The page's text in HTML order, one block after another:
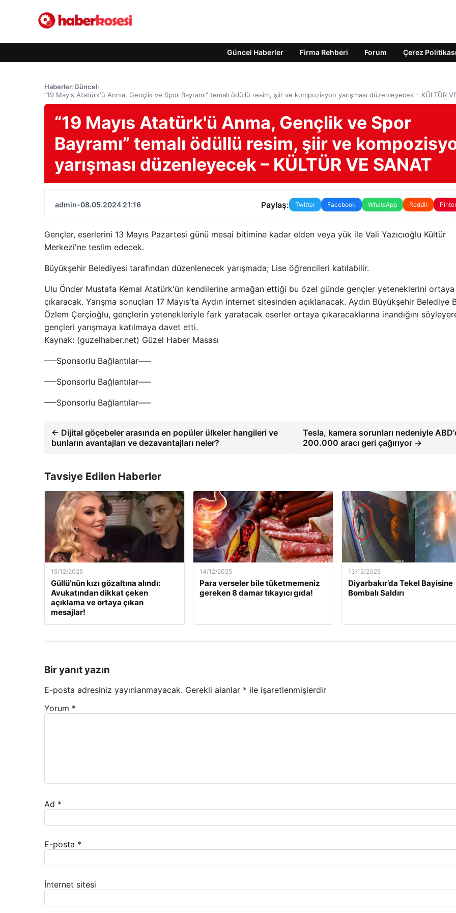
Güncel Haberler Firma Rehberi Forum Çerez Politikası
Haberler›Güncel›
“19 Mayıs Atatürk'ü Anma, Gençlik ve Spor Bayramı” temalı ödüllü resim, şiir ve kompozisyon yarışması düzenleyecek – KÜLTÜR
“19 Mayıs Atatürk'ü Anma, Gençlik ve Spor
Bayramı” temalı ödüllü resim, şiir ve
yarışması düzenleyecek – KÜLTÜR VE SANAT
admin•08.05.2024 21:16 Paylaş: Twitter Facebook WhatsApp Reddit
Gençler, eserlerini 13 Mayıs Pazartesi günü mesai bitimine kadar elden veya yük ile Vali Yazıcıoğlu Kültür
Merkezi'ne teslim edecek.
Büyükşehir Belediyesi tarafından düzenlenecek yarışmada; Lise öğrencileri katılabilir.
Ulu Önder Mustafa Kemal Atatürk'ün kendilerine armağan ettiği bu özel günde gençler yeteneklerini ortaya
çıkaracak. Yarışma sonuçları 17 Mayıs'ta Aydın internet sitesinden açıklanacak. Aydın Büyükşehir Belediye
Özlem Çerçioğlu, gençlerin yetenekleriyle fark yaratacak eserler ortaya çıkaracaklarına inandığını
gençleri yarışmaya katılmaya davet etti.
Kaynak: (guzelhaber.net) Güzel Haber Masası
—–Sponsorlu Bağlantılar—–
—–Sponsorlu Bağlantılar—–
—–Sponsorlu Bağlantılar—–
← Dijital göçebeler arasında en popüler ülkeler hangileri ve
bunların avantajları ve dezavantajları neler?
Tesla, kamera sorunları nedeniyle
200.000 aracı geri çağırıyor →
Tavsiye Edilen Haberler
15/12/2025
Güllü’nün kızı gözaltına alındı:
Avukatından dikkat çeken
açıklama ve ortaya çıkan
mesajlar!
14/12/2025
Para verseler bile tüketmemeniz
gereken 8 damar tıkayıcı gıda!
13/12/2025
Diyarbakır’da Tekel Bayisine
Bombalı Saldırı
Bir yanıt yazın
E-posta adresiniz yayınlanmayacak. Gerekli alanlar * ile işaretlenmişlerdir
Yorum *
Ad *
E-posta *
İnternet sitesi